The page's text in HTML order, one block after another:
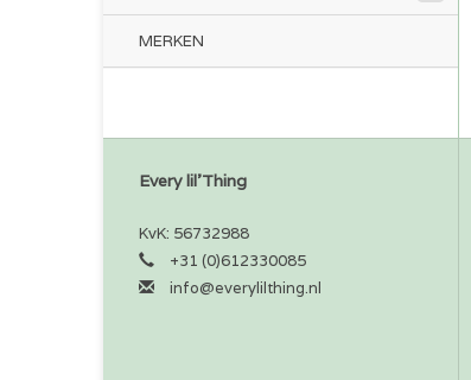
MERKEN
Every lil'Thing
KvK: 56732988
+31 (0)612330085
info@everylilthing.nl